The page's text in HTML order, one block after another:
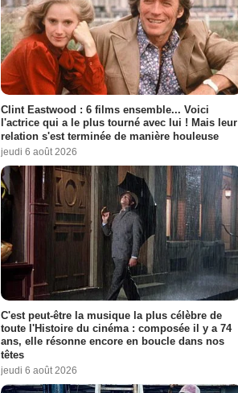
Clint Eastwood : 6 films ensemble... Voici
l'actrice qui a le plus tourné avec lui ! Mais leur
relation s'est terminée de manière houleuse
jeudi 6 août 2026
C'est peut-être la musique la plus célèbre de
toute l'Histoire du cinéma : composée il y a 74
ans, elle résonne encore en boucle dans nos
têtes
jeudi 6 août 2026